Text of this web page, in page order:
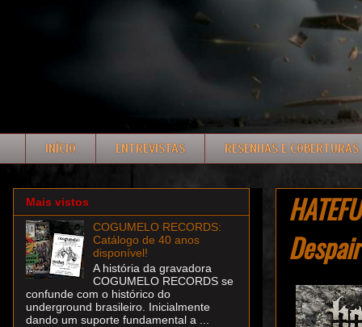
INÍCIO ENTREVISTAS RESENHAS E COBERTURAS
Mais vistos
COGUMELO RECORDS:
Catálogo de 40 anos
disponível!
A história da gravadora
COGUMELO RECORDS se
confunde com o histórico do
underground brasileiro. Inicialmente
dando um suporte fundamental a ...